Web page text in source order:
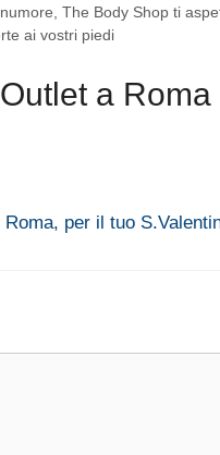
The Body Shop ti
ai vostri piedi
a
per il tuo